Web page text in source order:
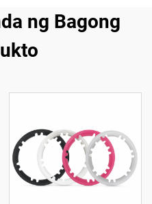
ng Bagong